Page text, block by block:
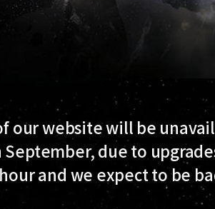
our website will be
September, due to
and we expect to be